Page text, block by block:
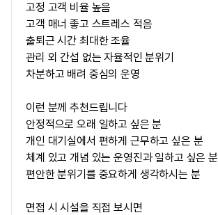
고정 고객 비율 높음
고객 매너 좋고 스트레스 적음
출퇴근 시간 최대한 조율
관리 외 간섭 없는 자율적인 분위기
차분하고 배려 중심의 운영
이런 분께 추천드립니다
안정적으로 오래 일하고 싶은 분
개인 대기실에서 편하게 근무하고 싶은 분
체계 있고 개념 있는 운영진과 일하고 싶은 분
편안한 분위기를 중요하게 생각하시는 분
면접 시 시설을 직접 보시면